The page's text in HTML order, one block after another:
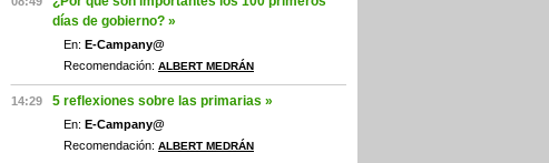
días de gobierno? »
En: E-Campany@
Recomendación: ALBERT MEDRÁN
14:29 5 reflexiones sobre las primarias »
En: E-Campany@
Recomendación: ALBERT MEDRÁN